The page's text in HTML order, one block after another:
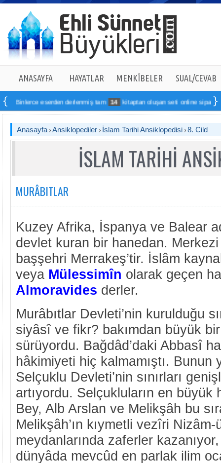
ANASAYFA HAYATLAR MENKÎBELER SUAL/CEVAB
eserden derlenmiş tam 14 kitaptan oluşan seti online sipariş verebilirsiniz
Anasayfa Ansiklopediler İslam Tarihi Ansiklopedisi 8. Cild
İSLAM TARİHİ
MURÂBITLAR
Kuzey Afrika, İspanya ve Balear
devlet kuran bir hanedan.
başşehri Merrakeş’tir. İslâm
veya Mülessimîn olarak geçen
Almoravides derler.
Murâbıtlar Devleti’nin kurulduğu
siyâsî ve fikr? bakımdan büyük
sürüyordu. Bağdâd’daki Abbasî
hâkimiyeti hiç kalmamıştı. Bunun
Selçuklu Devleti’nin sınırları
artıyordu. Selçukluların en büyük
Bey, Alb Arslan ve Melikşâh bu
Melikşâh’ın kıymetli vezîri
meydanlarında zaferler
dünyâda mevcûd en parlak ilim